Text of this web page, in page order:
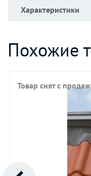
Характеристики
Похожие
Товар снят с